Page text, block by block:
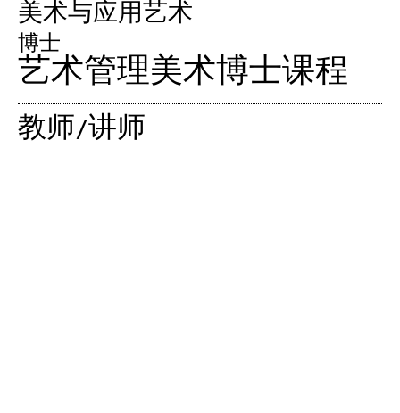
美术与应用艺术
博士
艺术管理美术博士课程
教师/讲师